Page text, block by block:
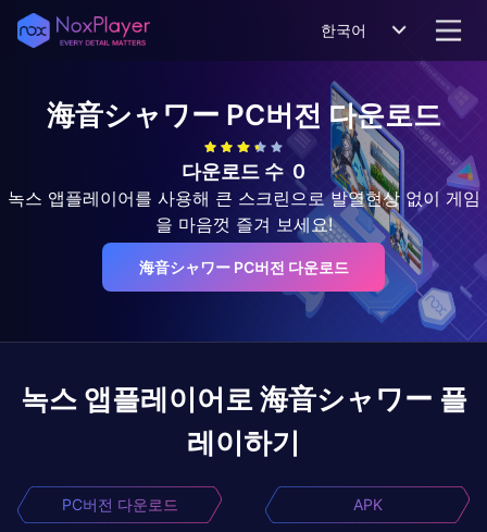
한국어
海音シャワー PC버전 다운로드
다운로드 수 0
녹스 앱플레이어를 사용해 큰 스크린으로 발열현상 없이 게임
을 마음껏 즐겨 보세요!
海音シャワー PC버전 다운로드
녹스 앱플레이어로 海音シャワー 플
레이하기
PC버전 다운로드 APK